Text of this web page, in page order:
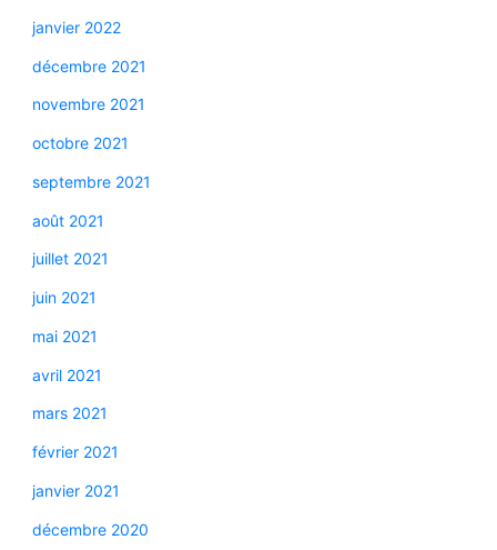
janvier 2022
décembre 2021
novembre 2021
octobre 2021
septembre 2021
août 2021
juillet 2021
juin 2021
mai 2021
avril 2021
mars 2021
février 2021
janvier 2021
décembre 2020